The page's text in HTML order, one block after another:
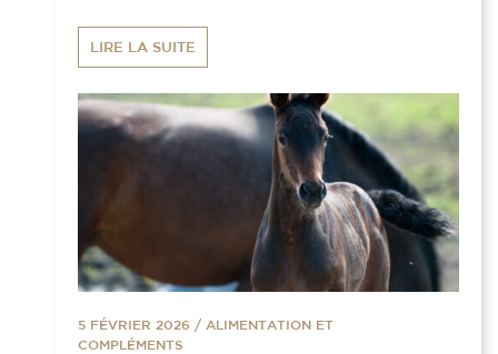
LIRE LA SUITE
5 FÉVRIER 2026 / ALIMENTATION ET
COMPLÉMENTS